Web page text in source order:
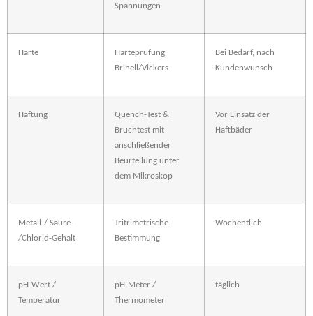
Spannungen
Härte
Härteprüfung
Brinell/Vickers
Bei Bedarf, nach
Kundenwunsch
Haftung
Quench-Test &
Bruchtest mit
anschließender
Beurteilung unter
dem Mikroskop
Vor Einsatz der
Haftbäder
Metall-/ Säure-
/Chlorid-Gehalt
Tritrimetrische
Bestimmung
Wöchentlich
pH-Wert /
Temperatur
pH-Meter /
Thermometer
täglich